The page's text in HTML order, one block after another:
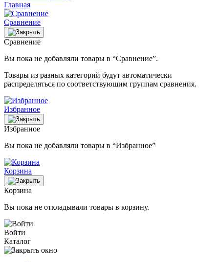
Главная
Сравнение
Сравнение
Вы пока не добавляли товары в “Сравнение”.
Товары из разных категорий будут автоматически
распределяться по соответствующим группам сравнения.
Избранное
Избранное
Вы пока не добавляли товары в “Избранное”
Корзина
Корзина
Вы пока не откладывали товары в корзину.
Войти
Каталог